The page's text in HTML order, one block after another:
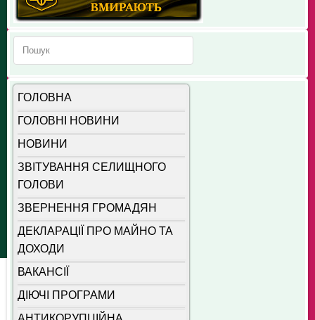
ГОЛОВНА
ГОЛОВНІ НОВИНИ
НОВИНИ
ЗВІТУВАННЯ СЕЛИЩНОГО
ГОЛОВИ
ЗВЕРНЕННЯ ГРОМАДЯН
ДЕКЛАРАЦІЇ ПРО МАЙНО ТА
ДОХОДИ
ВАКАНСІЇ
ДІЮЧІ ПРОГРАМИ